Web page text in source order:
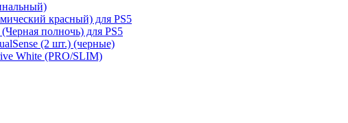
красный) для PS5
полночь) для PS5
(2 шт.) (черные)
White (PRO/SLIM)